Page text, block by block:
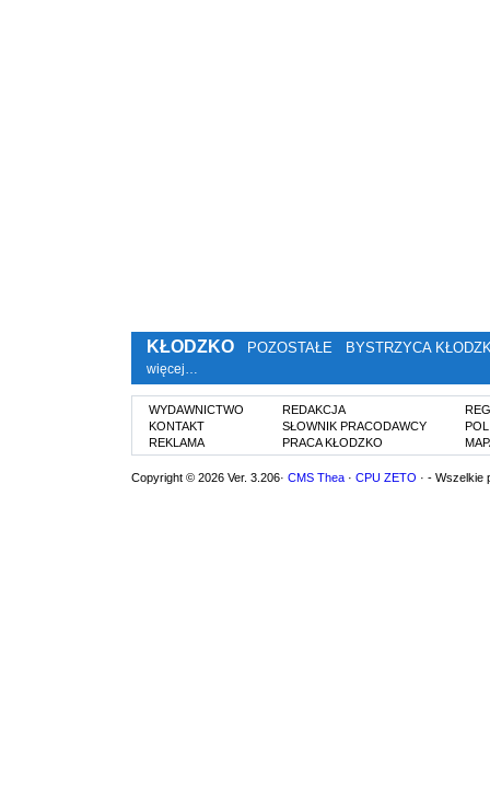
KŁODZKO POZOSTAŁE BYSTRZYCA
więcej…
WYDAWNICTWO
KONTAKT
REKLAMA
REDAKCJA
SŁOWNIK PRACODAWCY
PRACA KŁODZKO
Copyright © 2026 Ver. 3.206· CMS Thea · CPU ZETO · - Wszelkie